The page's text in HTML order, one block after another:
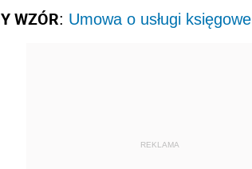
WZÓR: Umowa o usługi księgowe
REKLAMA